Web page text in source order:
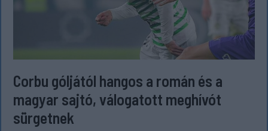
Corbu góljától hangos a román és a
magyar sajtó, válogatott meghívót
sürgetnek